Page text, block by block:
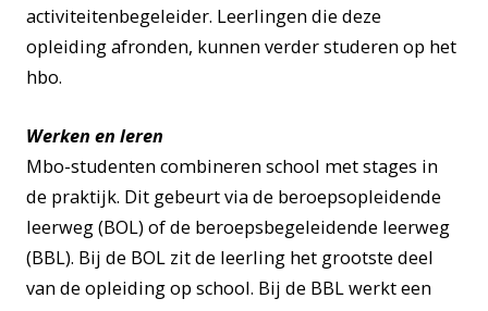
activiteitenbegeleider. Leerlingen die deze
opleiding afronden, kunnen verder studeren op het
hbo.
Werken en leren
Mbo-studenten combineren school met stages in
de praktijk. Dit gebeurt via de beroepsopleidende
leerweg (BOL) of de beroepsbegeleidende leerweg
(BBL). Bij de BOL zit de leerling het grootste deel
van de opleiding op school. Bij de BBL werkt een